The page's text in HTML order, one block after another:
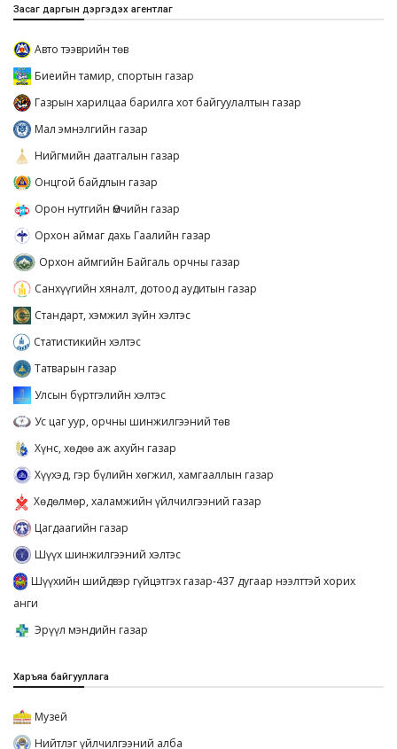
Засаг даргын дэргэдэх агентлаг
Авто тээврийн төв
Биеийн тамир, спортын газар
Газрын харилцаа барилга хот байгуулалтын газар
Мал эмнэлгийн газар
Нийгмийн даатгалын газар
Онцгой байдлын газар
Орон нутгийн Өмчийн газар
Орхон аймаг дахь Гаалийн газар
Орхон аймгийн Байгаль орчны газар
Санхүүгийн хяналт, дотоод аудитын газар
Стандарт, хэмжил зүйн хэлтэс
Статистикийн хэлтэс
Татварын газар
Улсын бүртгэлийн хэлтэс
Ус цаг уур, орчны шинжилгээний төв
Хүнс, хөдөө аж ахуйн газар
Хүүхэд, гэр бүлийн хөгжил, хамгааллын газар
Хөдөлмөр, халамжийн үйлчилгээний газар
Цагдаагийн газар
Шүүх шинжилгээний хэлтэс
Шүүхийн шийдвэр гүйцэтгэх газар-437 дугаар нээлттэй хорих
анги
Эрүүл мэндийн газар
Харъяа байгууллага
Музей
Нийтлэг үйлчилгээний алба